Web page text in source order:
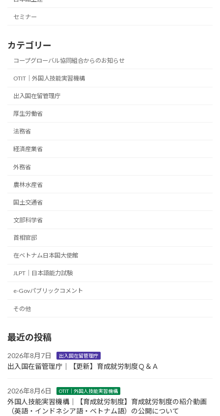
セミナー
カテゴリー
コープグローバル協同組合からのお知らせ
OTIT｜外国人技能実習機構
出入国在留管理庁
厚生労働省
法務省
経済産業省
外務省
農林水産省
国土交通省
文部科学省
首相官邸
在ベトナム日本国大使館
JLPT｜日本語能力試験
e-Govパブリックコメント
その他
最近の投稿
2026年8月7日 出入国在留管理庁
出入国在留管理庁｜【更新】育成就労制度Ｑ＆Ａ
2026年8月6日 OTIT｜外国人技能実習機構
外国人技能実習機構｜【育成就労制度】育成就労制度の紹介動画
（英語・インドネシア語・ベトナム語）の公開について